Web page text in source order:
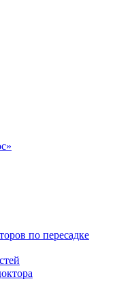
по пересадке